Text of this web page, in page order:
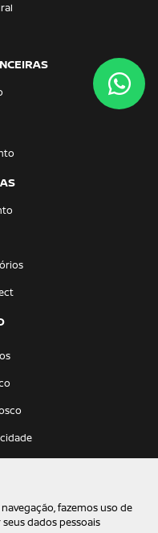
LTDA
68
fazemos uso de
dados pessoais